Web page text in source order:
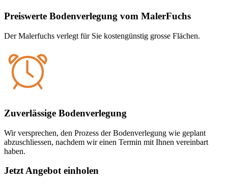
Preiswerte Bodenverlegung vom MalerFuchs
Der Malerfuchs verlegt für Sie kostengünstig grosse Flächen.
Zuverlässige Bodenverlegung
Wir versprechen, den Prozess der Bodenverlegung wie geplant
abzuschliessen, nachdem wir einen Termin mit Ihnen vereinbart
haben.
Jetzt Angebot einholen